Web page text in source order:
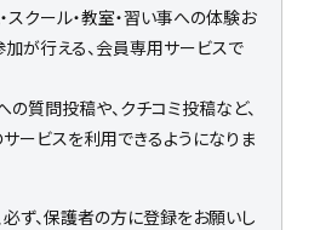
スクール・教室・習い事への体験お
加が行える、会員専用サービスで
の質問投稿や、クチコミ投稿など、
ービスを利用できるようになりま
ず、保護者の方に登録をお願いし